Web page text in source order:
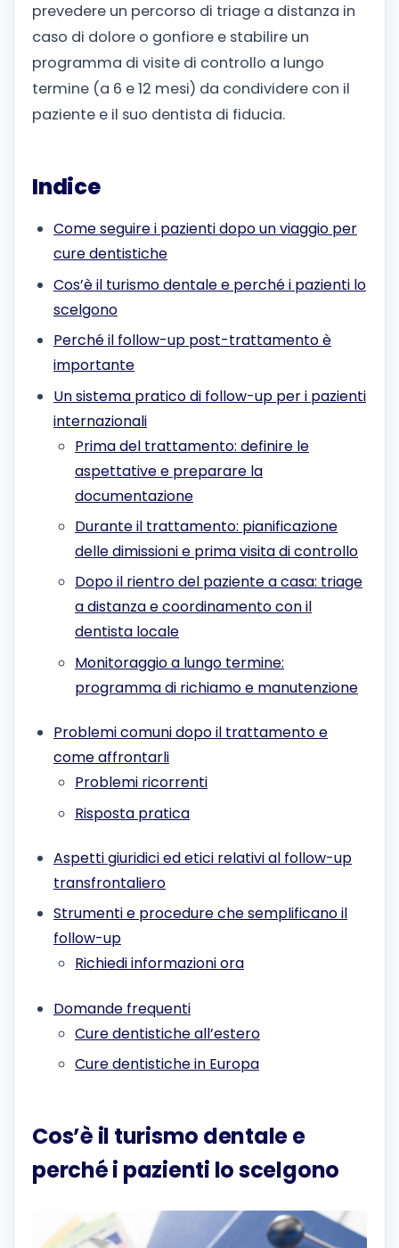
prevedere un percorso di triage a distanza in
caso di dolore o gonfiore e stabilire un
programma di visite di controllo a lungo
termine (a 6 e 12 mesi) da condividere con il
paziente e il suo dentista di fiducia.
Indice
Come seguire i pazienti dopo un viaggio per
cure dentistiche
Cos’è il turismo dentale e perché i pazienti lo
scelgono
Perché il follow-up post-trattamento è
importante
Un sistema pratico di follow-up per i pazienti
internazionali
Prima del trattamento: definire le
aspettative e preparare la
documentazione
Durante il trattamento: pianificazione
delle dimissioni e prima visita di controllo
Dopo il rientro del paziente a casa: triage
a distanza e coordinamento con il
dentista locale
Monitoraggio a lungo termine:
programma di richiamo e manutenzione
Problemi comuni dopo il trattamento e
come affrontarli
Problemi ricorrenti
Risposta pratica
Aspetti giuridici ed etici relativi al follow-up
transfrontaliero
Strumenti e procedure che semplificano il
follow-up
Richiedi informazioni ora
Domande frequenti
Cure dentistiche all’estero
Cure dentistiche in Europa
Cos’è il turismo dentale e
perché i pazienti lo scelgono